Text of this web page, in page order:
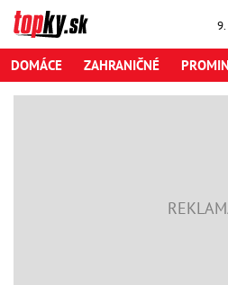
DOMÁCE ZAHRANIČNÉ